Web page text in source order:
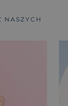
NASZYCH